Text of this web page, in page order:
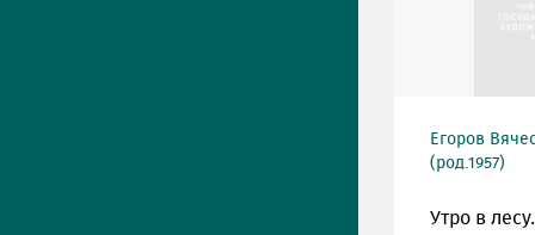
Егоров
(род.1957)
Утро в лесу.